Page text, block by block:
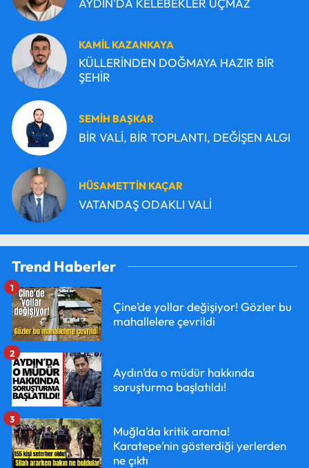
AYDIN'DA KELEBEKLER UÇMAZ
KAMİL KAZANKAYA
KÜLLERİNDEN DOĞMAYA HAZIR BİR
ŞEHİR
SEMİH BAŞKAR
BİR VALİ, BİR TOPLANTI, DEĞİŞEN ALGI
HÜSAMETTİN KAÇAR
VATANDAŞ ODAKLI VALİ
Trend Haberler
Çine’de yollar değişiyor! Gözler bu
mahallelere çevrildi
1
Aydın’da o müdür hakkında
soruşturma başlatıldı!
2
Muğla’da kritik arama!
Karatepe’nin gösterdiği yerlerden
ne çıktı
3